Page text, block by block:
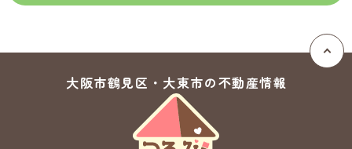
(3) お客さま情報の収集に際しては、利用目的を特定して通知または公
(4) お客さま情報の漏洩、紛失、改ざん等を防止するために必要な 対策
を講じて適切な管理を行います。
(5) 保有するお客さま情報について、お客さま本人からの開示、訂正、
削除、利用停止の依頼を所定の窓口でお受けして、誠意をもって対応い
大阪市鶴見区・大東市の不動産情報